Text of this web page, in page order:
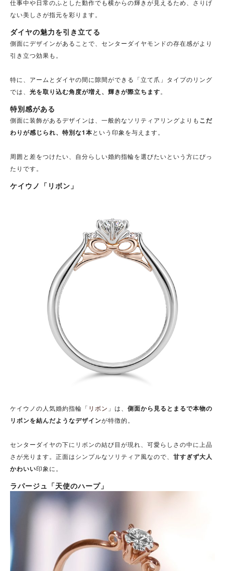
仕事中や日常のふとした動作でも横からの輝きが見えるため、さりげ
ない美しさが指元を彩ります。
ダイヤの魅力を引き立てる
側面にデザインがあることで、センターダイヤモンドの存在感がより
引き立つ効果も。
特に、アームとダイヤの間に隙間ができる「立て爪」タイプのリング
では、 光を取り込む角度が増え、輝きが際立ちます。
特別感がある
側面に装飾があるデザインは、一般的なソリティアリングよりも こだ
わりが感じられ、特別な1本という印象を与えます。
周囲と差をつけたい、自分らしい婚約指輪を選びたいという方にぴっ
たりです。
ケイウノ「リボン」
ケイウノの人気婚約指輪「 リボン 」は、 側面から見るとまるで本物の
リボンを結んだようなデザインが特徴的。
センターダイヤの下にリボンの結び目が現れ、可愛らしさの中に上品
さが光ります。正面はシンプルなソリティア風なので、 甘すぎず大人
かわいい印象に。
ラパージュ「天使のハープ」